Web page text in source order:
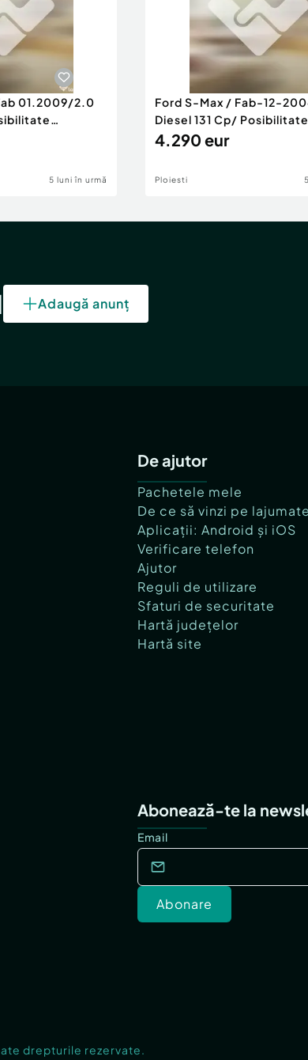
01.2009/2.0
5 luni în urmă
Ford S-Max / Fab-12-
Diesel 131 Cp/
4.290 eur
Ploiesti
Adaugă anunț
De ajutor
Pachetele mele
De ce să vinzi pe
Aplicații: Android și iOS
Verificare telefon
Ajutor
Reguli de utilizare
Sfaturi de securitate
Hartă județelor
Hartă site
Abonează-te la
Email
Abonare
drepturile rezervate.